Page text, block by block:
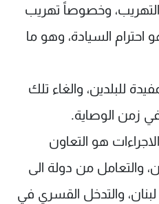
وخصوصاً تهريب
احترام السيادة، وهو ما
للبلدين، والغاء تلك
زمن الوصاية.
هو التعاون
والتعامل من دولة الى
والتدخل القسري في